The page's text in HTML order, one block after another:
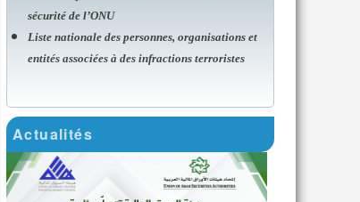
sécurité de l’ONU
Liste nationale des personnes, organisations et
entités associées à des infractions terroristes
Actualités